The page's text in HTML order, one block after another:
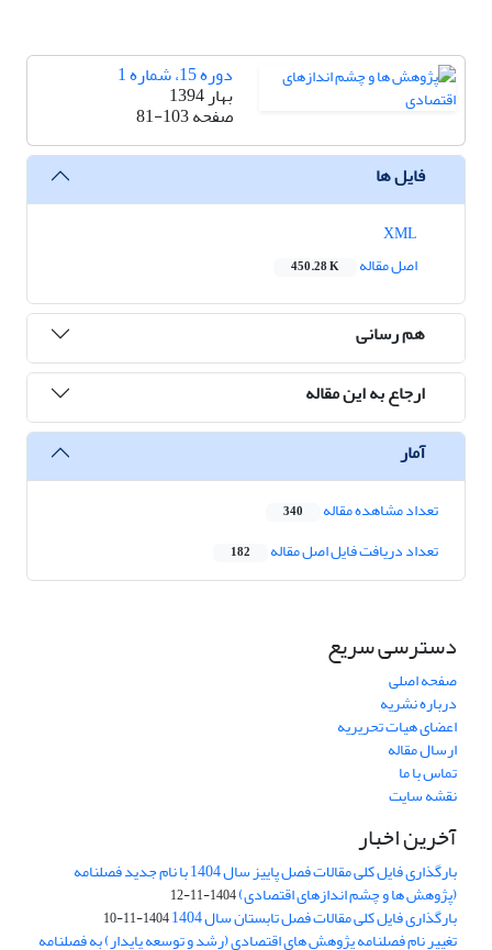
دوره 15، شماره 1
بهار 1394
صفحه81-103
فایل ها
اصل مقاله
450.28 K
هم رسانی
ارجاع به این مقاله
آمار
تعداد مشاهده مقاله 340
تعداد دریافت فایل اصل مقاله 182
دسترسی سریع
صفحه اصلی
درباره نشریه
اعضای هیات تحریریه
ارسال مقاله
تماس با ما
نقشه سایت
آخرین اخبار
بارگذاری فایل کلی مقالات فصل پاییز سال 1404 با نام جدید فصلنامه
(پژوهش ها و چشم اندازهای اقتصادی)1404-11-12
بارگذاری فایل کلی مقالات فصل تابستان سال 1404 1404-11-10
تغییر نام فصلنامه پژوهش های اقتصادی (رشد و توسعه پایدار) به فصلنامه